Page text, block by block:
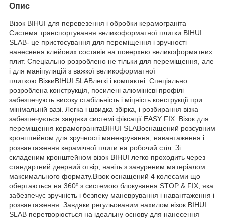
Опис
Візок BIHUI для перевезення і обробки керамограніта
Система транспортування великоформатної плитки BIHUI
SLAB- це пристосування для переміщення і зручності
нанесення клейових составів на поверхню великоформатних
плит. Спеціально розроблено не тільки для переміщення, але
і для маніпуляцій з важкої великоформатної
плиткою.ВізкиBIHUI SLABлегкі і компактні. Спеціально
розроблена конструкція, посилені алюмінієві профілі
забезпечують високу стабільність і міцність конструкції при
мінімальній вазі. Легка і швидка збірка, і розбирання візка
забезпечується завдяки системі фіксації EASY FIX. Візок для
переміщення керамогранітаBIHUI SLABоснащений розсувним
кронштейном для зручності маневрування, навантаження і
розвантаження керамічної плити на робочий стіл. Зі
складеним кронштейном візок BIHUI легко проходить через
стандартний дверний отвір, навіть з зануреним матеріалом
максимального формату.Візок оснащений 4 колесами що
обертаються на 360º з системою блокування STOP & FIX, яка
забезпечує зручність і безпеку маневрування і навантаження і
розвантаження. Завдяки регульованим нахилом візок BIHUI
SLAB перетворюється на ідеальну основу для нанесення